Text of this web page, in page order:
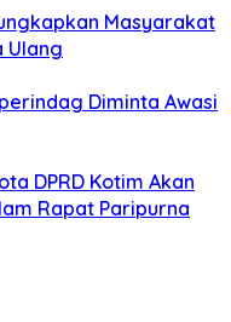
Masyarakat
Ulang
Diminta Awasi
DPRD Kotim Akan
Rapat Paripurna